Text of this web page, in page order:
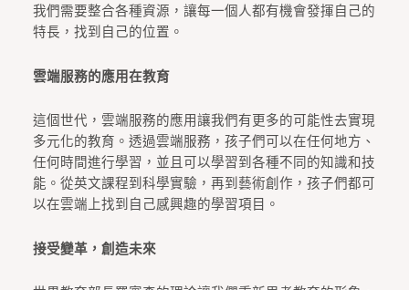
我們需要整合各種資源，讓每一個人都有機會發揮自己的
特長，找到自己的位置。
雲端服務的應用在教育
這個世代，雲端服務的應用讓我們有更多的可能性去實現
多元化的教育。透過雲端服務，孩子們可以在任何地方、
任何時間進行學習，並且可以學習到各種不同的知識和技
能。從英文課程到科學實驗，再到藝術創作，孩子們都可
以在雲端上找到自己感興趣的學習項目。
接受變革，創造未來